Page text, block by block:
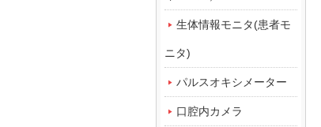
生体情報モニタ(患者モ
ニタ)
パルスオキシメーター
口腔内カメラ